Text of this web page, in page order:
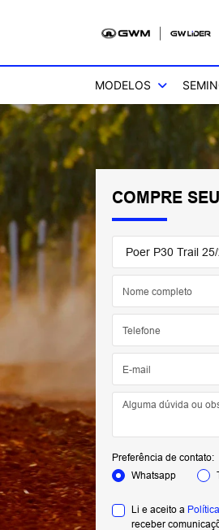
MODELOS
COMPRE
Preferência de contato:
Whatsapp
Li e aceito a
receber